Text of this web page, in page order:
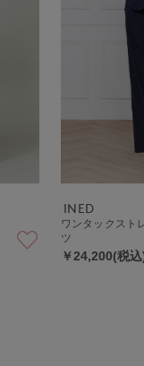
INED
ワンタックスト
ツ
￥24,200(税込